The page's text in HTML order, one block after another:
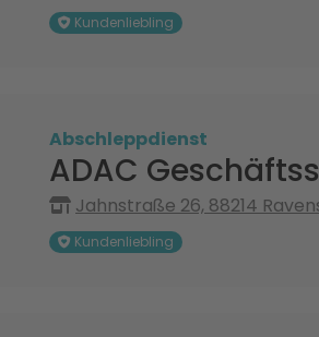
Kundenliebling
Abschleppdienst
ADAC
Jahnstraße 26, 88214
Kundenliebling